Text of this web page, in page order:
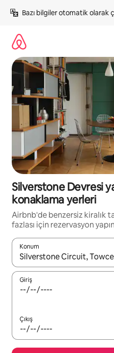
atla
Bazı bilgiler otomatik olarak
Silverstone Devresi
konaklama yerleri
Airbnb'de benzersiz kiralık
fazlası için rezervasyon
Konum
Sonuçlar kullanılabilir
Giriş
Çıkış